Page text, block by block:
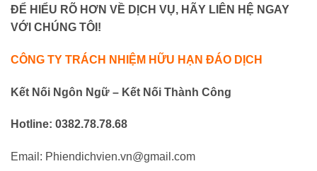
ĐỂ HIỂU RÕ HƠN VỀ DỊCH VỤ, HÃY LIÊN HỆ NGAY
VỚI CHÚNG TÔI!
CÔNG TY TRÁCH NHIỆM HỮU HẠN ĐÁO DỊCH
Kết Nối Ngôn Ngữ – Kết Nối Thành Công
Hotline: 0382.78.78.68
Email: Phiendichvien.vn@gmail.com